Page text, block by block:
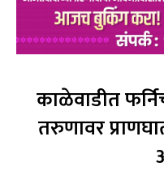
काळेवाडीत
तरुणावर